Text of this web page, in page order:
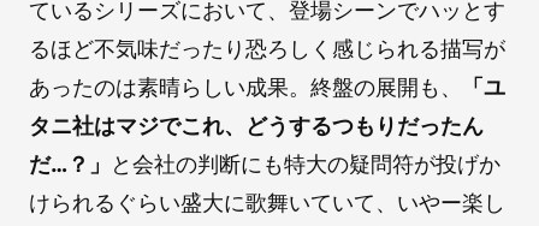
ているシリーズにおいて、登場シーンでハッとす
るほど不気味だったり恐ろしく感じられる描写が
あったのは素晴らしい成果。終盤の展開も、
「ユ
タニ社はマジでこれ、どうするつもりだったん
だ…？」
と会社の判断にも特大の疑問符が投げか
けられるぐらい盛大に歌舞いていて、いやー楽し